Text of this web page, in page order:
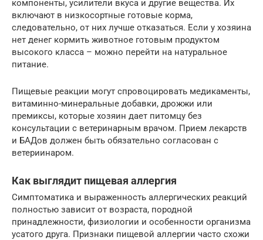
компоненты, усилители вкуса и другие вещества. Их
включают в низкосортные готовые корма,
следовательно, от них лучше отказаться. Если у хозяина
нет денег кормить животное готовым продуктом
высокого класса – можно перейти на натуральное
питание.
Пищевые реакции могут спровоцировать медикаменты,
витаминно-минеральные добавки, дрожжи или
премиксы, которые хозяин дает питомцу без
консультации с ветеринарным врачом. Прием лекарств
и БАДов должен быть обязательно согласован с
ветериинаром.
Как выглядит пищевая аллергия
Симптоматика и выраженность аллергических реакций
полностью зависит от возраста, породной
принадлежности, физиологии и особенности организма
усатого друга. Признаки пищевой аллергии часто схожи